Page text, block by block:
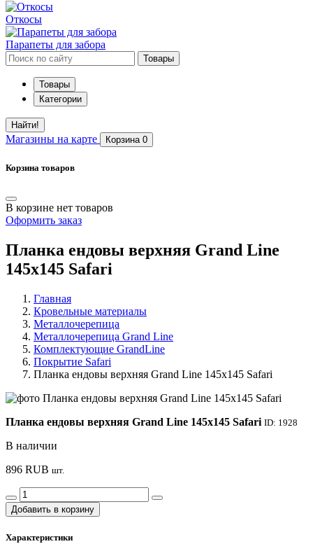
Откосы
Парапеты для забора
Товары
Товары
Категории
Найти!
Магазины на карте Корзина 0
Корзина товаров
В корзине нет товаров
Оформить заказ
Планка ендовы верхняя Grand Line
145х145 Safari
Главная
Кровельные материалы
Металлочерепица
Металлочерепица Grand Line
Комплектующие GrandLine
Покрытие Safari
Планка ендовы верхняя Grand Line 145х145 Safari
Планка ендовы верхняя Grand Line 145х145 Safari ID: 1928
В наличии
896 RUB шт.
Добавить в корзину
Характеристики